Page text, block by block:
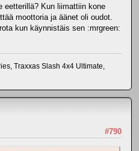
eetterillä? Kun liimattiin kone
moottoria ja äänet oli oudot.
kun käynnistäis sen :mrgreen:
Traxxas Slash 4x4 Ultimate,
#790